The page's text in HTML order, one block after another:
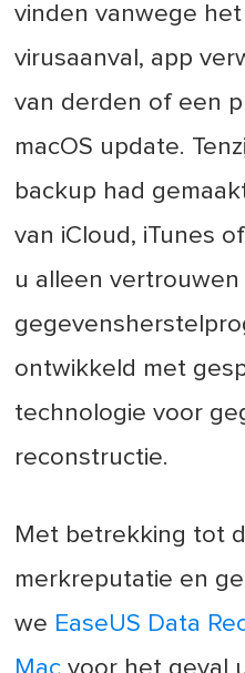
vinden vanwege
virusaanval, app
van derden of een
macOS update.
backup had
van iCloud, iTunes
u alleen vertrouwen
ontwikkeld met
technologie voor
reconstructie.
Met betrekking tot
merkreputatie en
we EaseUS Data